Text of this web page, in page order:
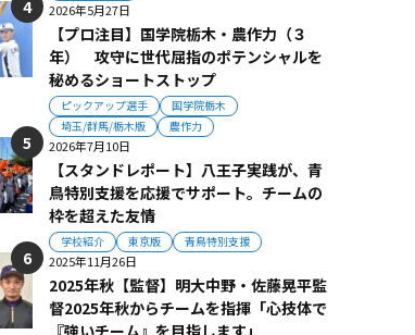
2026年5月27日
【プロ注目】国学院栃木・農作力（３
年） 攻守に世代屈指のポテンシャルを
秘めるショートストップ
ピックアップ選手
国学院栃木
埼玉/群馬/栃木版
農作力
2026年7月10日
【スタンドレポート】八王子実践が、青
鳥特別支援を応援でサポート。チームの
枠を超えた友情
学校紹介 東京版 青鳥特別支援
2025年11月26日
2025年秋【監督】明大中野・佐藤晃平監
督2025年秋からチームを指揮「心技体で